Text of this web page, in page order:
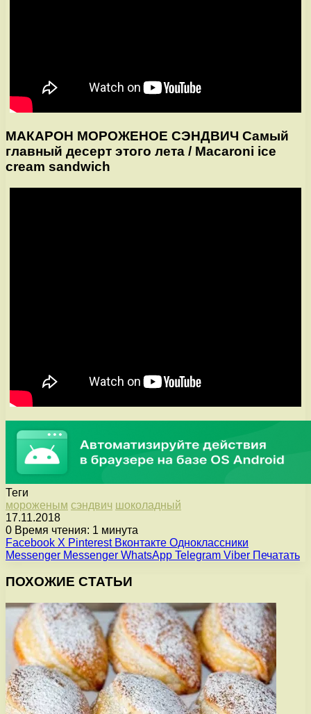
МАКАРОН МОРОЖЕНОЕ СЭНДВИЧ Самый
главный десерт этого лета / Macaroni ice
cream sandwich
Теги
мороженым сэндвич шоколадный
17.11.2018
0 Время чтения: 1 минута
Facebook X Pinterest Вконтакте Одноклассники
Messenger Messenger WhatsApp Telegram Viber Печатать
ПОХОЖИЕ СТАТЬИ